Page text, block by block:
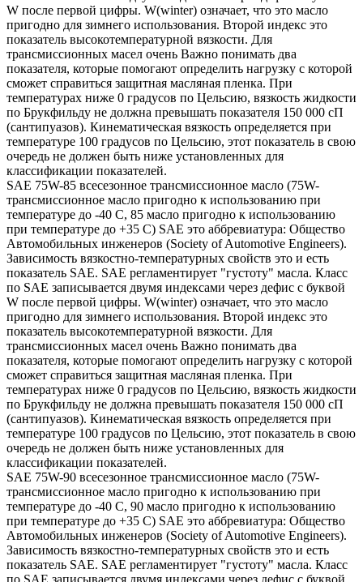
W после первой цифры. W(winter) означает, что это масло
пригодно для зимнего использования. Второй индекс это
показатель высокотемпературной вязкости. Для
трансмиссионных масел очень Важно понимать два
показателя, которые помогают определить нагрузку с которой
сможет справиться защитная масляная пленка. При
температурах ниже 0 градусов по Цельсию, вязкость жидкости
по Брукфильду не должна превышать показателя 150 000 сП
(сантипуазов). Кинематическая вязкость определяется при
температуре 100 градусов по Цельсию, этот показатель в свою
очередь не должен быть ниже установленных для
классификации показателей.
SAE 75W-85 всесезонное трансмиссионное масло (75W-
трансмиссионное масло пригодно к использованию при
температуре до -40 С, 85 масло пригодно к использованию
при температуре до +35 С) SAE это аббревиатура: Общество
Автомобильных инженеров (Society of Automotive Engineers).
Зависимость вязкостно-температурных свойств это и есть
показатель SAE. SAE регламентирует "густоту" масла. Класс
по SAE записывается двумя индексами через дефис с буквой
W после первой цифры. W(winter) означает, что это масло
пригодно для зимнего использования. Второй индекс это
показатель высокотемпературной вязкости. Для
трансмиссионных масел очень Важно понимать два
показателя, которые помогают определить нагрузку с которой
сможет справиться защитная масляная пленка. При
температурах ниже 0 градусов по Цельсию, вязкость жидкости
по Брукфильду не должна превышать показателя 150 000 сП
(сантипуазов). Кинематическая вязкость определяется при
температуре 100 градусов по Цельсию, этот показатель в свою
очередь не должен быть ниже установленных для
классификации показателей.
SAE 75W-90 всесезонное трансмиссионное масло (75W-
трансмиссионное масло пригодно к использованию при
температуре до -40 С, 90 масло пригодно к использованию
при температуре до +35 С) SAE это аббревиатура: Общество
Автомобильных инженеров (Society of Automotive Engineers).
Зависимость вязкостно-температурных свойств это и есть
показатель SAE. SAE регламентирует "густоту" масла. Класс
по SAE записывается двумя индексами через дефис с буквой